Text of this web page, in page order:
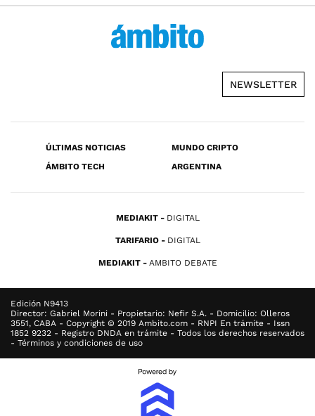
NEWSLETTER
ÚLTIMAS NOTICIAS
MUNDO CRIPTO
ÁMBITO TECH
ARGENTINA
MEDIAKIT DIGITAL
TARIFARIO DIGITAL
MEDIAKIT AMBITO DEBATE
Edición N9413
Director: Gabriel Morini - Propietario: Nefir S.A. - Domicilio: Olleros
3551, CABA - Copyright © 2019 Ambito.com - RNPI En trámite - Issn
1852 9232 - Registro DNDA en trámite - Todos los derechos reservados
- Términos y condiciones de uso